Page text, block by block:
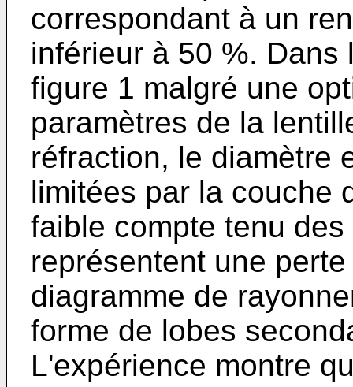
correspondant à un
inférieur à 50 %.
figure 1 malgré une
paramètres de la
réfraction, le diamètre
limitées par la couche
faible compte tenu
représentent une
diagramme de
forme de lobes
L'expérience montre